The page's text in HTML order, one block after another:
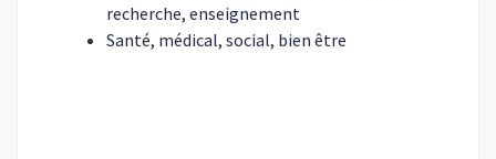
recherche, enseignement
Santé, médical, social, bien être